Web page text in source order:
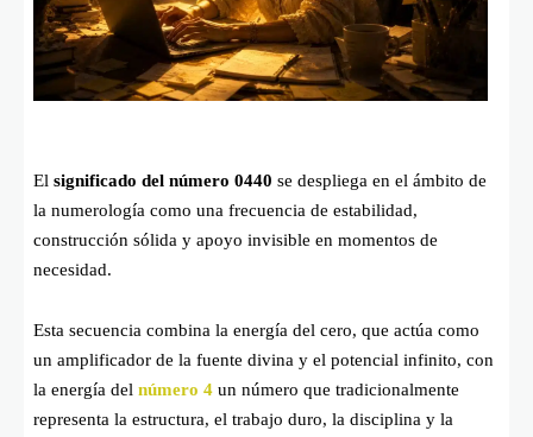
El significado del número 0440 se despliega en el ámbito de
la numerología como una frecuencia de estabilidad,
construcción sólida y apoyo invisible en momentos de
necesidad.
Esta secuencia combina la energía del cero, que actúa como
un amplificador de la fuente divina y el potencial infinito, con
la energía del número 4 un número que tradicionalmente
representa la estructura, el trabajo duro, la disciplina y la